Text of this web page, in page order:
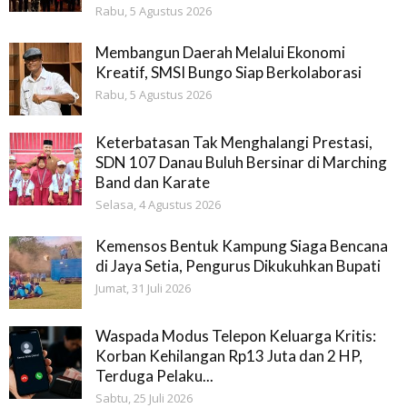
Rabu, 5 Agustus 2026
Membangun Daerah Melalui Ekonomi
Kreatif, SMSI Bungo Siap Berkolaborasi
Rabu, 5 Agustus 2026
Keterbatasan Tak Menghalangi Prestasi,
SDN 107 Danau Buluh Bersinar di Marching
Band dan Karate
Selasa, 4 Agustus 2026
Kemensos Bentuk Kampung Siaga Bencana
di Jaya Setia, Pengurus Dikukuhkan Bupati
Jumat, 31 Juli 2026
Waspada Modus Telepon Keluarga Kritis:
Korban Kehilangan Rp13 Juta dan 2 HP,
Terduga Pelaku...
Sabtu, 25 Juli 2026